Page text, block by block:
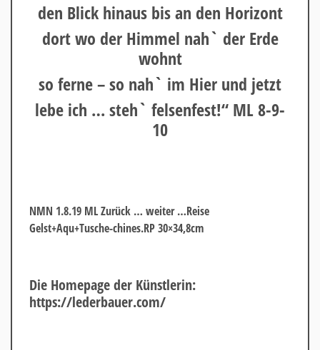
den Blick hinaus bis an den Horizont
dort wo der Himmel nah` der Erde
wohnt
so ferne – so nah` im Hier und jetzt
lebe ich … steh` felsenfest!“ ML 8-9-
10
NMN 1.8.19 ML Zurück … weiter …Reise
Gelst+Aqu+Tusche-chines.RP 30×34,8cm
Die Homepage der Künstlerin:
https://lederbauer.com/